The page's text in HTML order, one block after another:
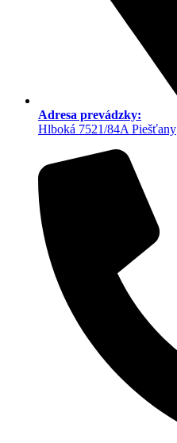
Adresa prevádzky:
Hlboká 7521/84A Piešťany